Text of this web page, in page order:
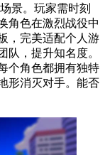
景。玩家需时刻
角色在激烈战役中
，完美适配个人游
队，提升知名度。
个角色都拥有独特
形消灭对手。能否